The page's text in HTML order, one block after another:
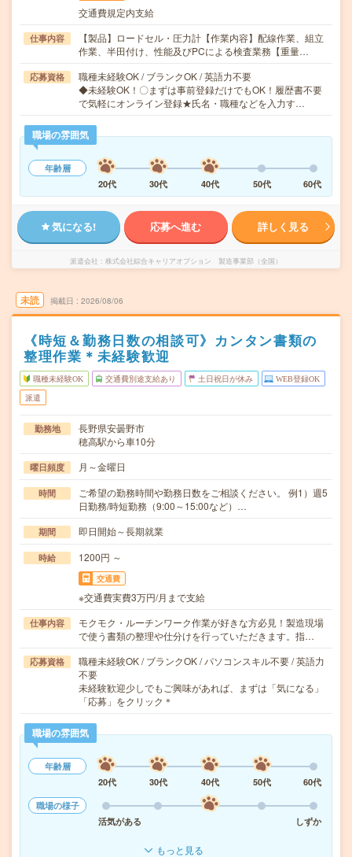
交通費規定内支給
仕事内容
【製品】ロードセル・圧力計【作業内容】配線作業、組立
作業、半田付け、性能及びPCによる検査業務【重量…
応募資格
職種未経験OK / ブランクOK / 英語力不要
◆未経験OK！〇まずは事前登録だけでもOK！履歴書不要
で気軽にオンライン登録★氏名・職種などを入力す…
職場の雰囲気
年齢層
20代
30代 40代 50代 60代
気になる! 応募へ進む 詳しく見る
派遣会社 株式会社綜合キャリアオプション 製造事業部（全国）
未読 掲載日 2026/08/06
《時短＆勤務日数の相談可》カンタン書類の
整理作業＊未経験歓迎
職種未経験OK 交通費別途支給あり 土日祝日が休み WEB登録OK
派遣
勤務地
長野県安曇野市
穂高駅から車10分
曜日頻度 月～金曜日
時間
ご希望の勤務時間や勤務日数をご相談ください。 例1）週5
日勤務/時短勤務（9:00～15:00など）…
期間 即日開始～長期就業
時給 1200円 ～
交通費
※交通費実費3万円/月まで支給
仕事内容
モクモク・ルーチンワーク作業が好きな方必見！製造現場
で使う書類の整理や仕分けを行っていただきます。指…
応募資格
職種未経験OK / ブランクOK / パソコンスキル不要 / 英語力
不要
未経験歓迎少しでもご興味があれば、まずは「気になる」
「応募」をクリック＊
職場の雰囲気
年齢層
20代
30代 40代 50代
60代
職場の様子
活気がある
しずか
もっと見る